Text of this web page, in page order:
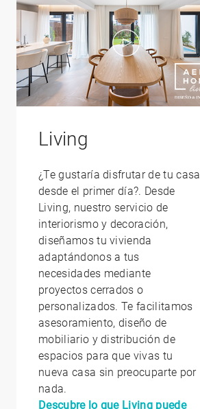
Living
¿Te gustaría disfrutar de tu casa
desde el primer día?. Desde
Living, nuestro servicio de
interiorismo y decoración,
diseñamos tu vivienda
adaptándonos a tus
necesidades mediante
proyectos cerrados o
personalizados. Te facilitamos
asesoramiento, diseño de
mobiliario y distribución de
espacios para que vivas tu
nueva casa sin preocuparte por
nada.
Descubre lo que Living puede